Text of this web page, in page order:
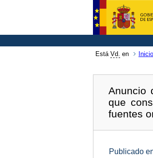
Está Vd. en Inicio
Anuncio
que
fuentes
Publicado